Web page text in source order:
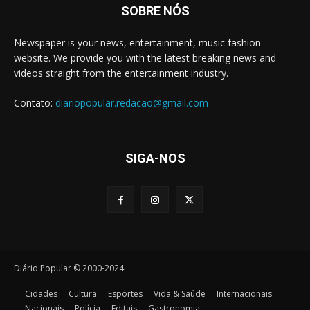
SOBRE NÓS
Newspaper is your news, entertainment, music fashion
website. We provide you with the latest breaking news and
videos straight from the entertainment industry.
Contato: diariopopular.redacao@gmail.com
SIGA-NOS
Diário Popular © 2000-2024.
Cidades Cultura Esportes Vida & Saúde
Internacionais